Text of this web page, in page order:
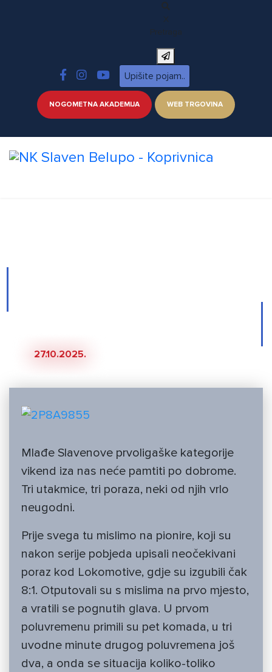
X
Pretraga
NOGOMETNA AKADEMIJA WEB TRGOVINA
27.10.2025.
Mlađe Slavenove prvoligaške kategorije
vikend iza nas neće pamtiti po dobrome.
Tri utakmice, tri poraza, neki od njih vrlo
neugodni.
Prije svega tu mislimo na pionire, koji su
nakon serije pobjeda upisali neočekivani
poraz kod Lokomotive, gdje su izgubili čak
8:1. Otputovali su s mislima na prvo mjesto,
a vratili se pognutih glava. U prvom
poluvremenu primili su pet komada, u tri
uvodne minute drugog poluvremena još
dva, a onda se situacija koliko-toliko